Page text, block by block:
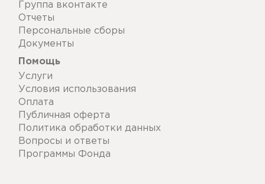
Группа вконтакте
Отчеты
Персональные сборы
Документы
Помощь
Услуги
Условия использования
Оплата
Публичная оферта
Политика обработки данных
Вопросы и ответы
Программы Фонда